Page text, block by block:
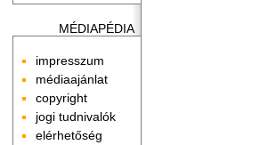
MÉDIAPÉDIA
impresszum
médiaajánlat
copyright
jogi tudnivalók
elérhetőség